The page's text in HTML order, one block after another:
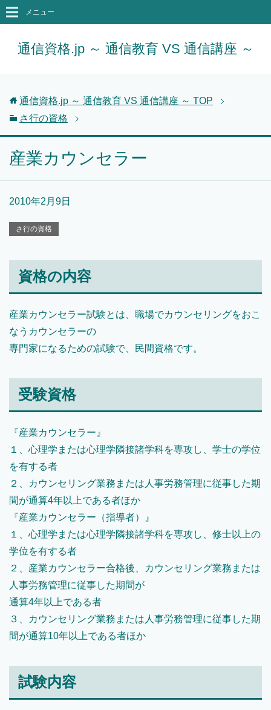
通信資格.jp ～ 通信教育 VS 通信講座 ～
メニュー
通信資格.jp ～ 通信教育 VS 通信講座 ～ TOP
さ行の資格
産業カウンセラー
2010年2月9日
さ行の資格
資格の内容
産業カウンセラー試験とは、職場でカウンセリングをおこ
なうカウンセラーの
専門家になるための試験で、民間資格です。
受験資格
『産業カウンセラー』
１、心理学または心理学隣接諸学科を専攻し、学士の学位
を有する者
２、カウンセリング業務または人事労務管理に従事した期
間が通算4年以上である者ほか
『産業カウンセラー（指導者）』
１、心理学または心理学隣接諸学科を専攻し、修士以上の
学位を有する者
２、産業カウンセラー合格後、カウンセリング業務または
人事労務管理に従事した期間が
通算4年以上である者
３、カウンセリング業務または人事労務管理に従事した期
間が通算10年以上である者ほか
試験内容